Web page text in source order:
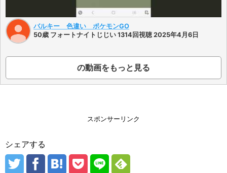
バルキー 色違い ポケモンGO
50歳 フォートナイトじじい 1314回視聴 2025年4月6日
の動画をもっと見る
スポンサーリンク
シェアする